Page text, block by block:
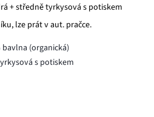
+ středně tyrkysová s potiskem
lze prát v aut. pračce.
(organická)
s potiskem